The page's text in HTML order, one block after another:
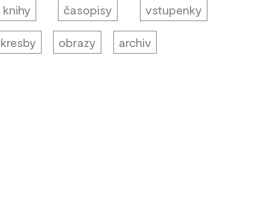
knihy časopisy vstupenky
kresby obrazy archiv